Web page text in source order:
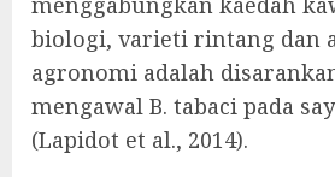
biologi, varieti rintang dan
agronomi adalah
mengawal B. tabaci pada
(Lapidot et al., 2014).